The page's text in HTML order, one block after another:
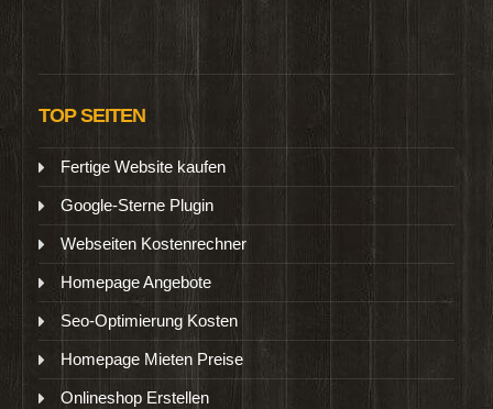
TOP SEITEN
Fertige Website kaufen
Google-Sterne Plugin
Webseiten Kostenrechner
Homepage Angebote
Seo-Optimierung Kosten
Homepage Mieten Preise
Onlineshop Erstellen